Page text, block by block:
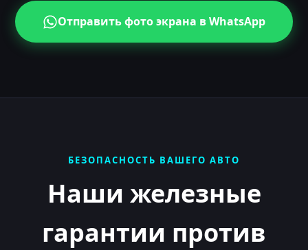
Отправить фото экрана в WhatsApp
БЕЗОПАСНОСТЬ ВАШЕГО АВТО
Наши железные
гарантии против